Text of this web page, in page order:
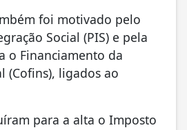
foi motivado pelo
Social (PIS) e pela
o Financiamento da
(Cofins), ligados ao
para a alta o Imposto